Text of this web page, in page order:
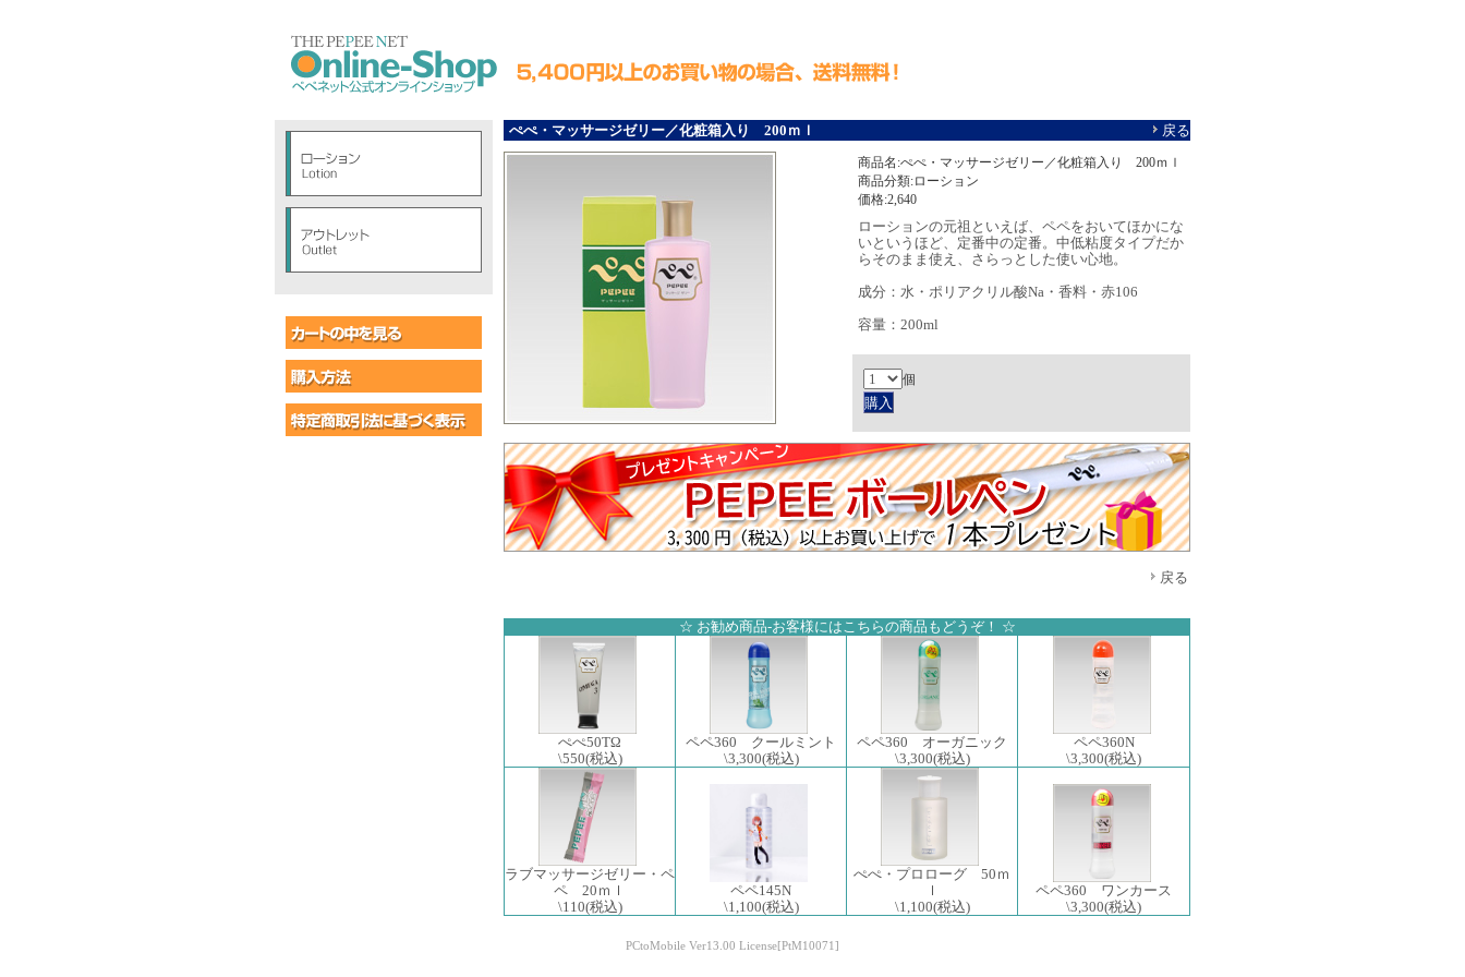
ぺぺ・マッサージゼリー／化粧箱入り 200ｍｌ 戻る
商品名:ぺぺ・マッサージゼリー／化粧箱入り 200ｍｌ
商品分類:ローション
価格:2,640
ローションの元祖といえば、ペペをおいてほかにな
いというほど、定番中の定番。中低粘度タイプだか
らそのまま使え、さらっとした使い心地。
成分：水・ポリアクリル酸Na・香料・赤106
容量：200ml
個
戻る
☆ お勧め商品-お客様にはこちらの商品もどうぞ！ ☆
ぺぺ50TΩ
\550(税込)
ペペ360 クールミント
\3,300(税込)
ペペ360 オーガニック
\3,300(税込)
ペペ360N
\3,300(税込)
ラブマッサージゼリー・ペ
ペ 20ｍｌ
\110(税込)
ペペ145N
\1,100(税込)
ぺぺ・プロローグ 50ｍ
ｌ
\1,100(税込)
ペペ360 ワンカース
\3,300(税込)
PCtoMobile Ver13.00 License[PtM10071]